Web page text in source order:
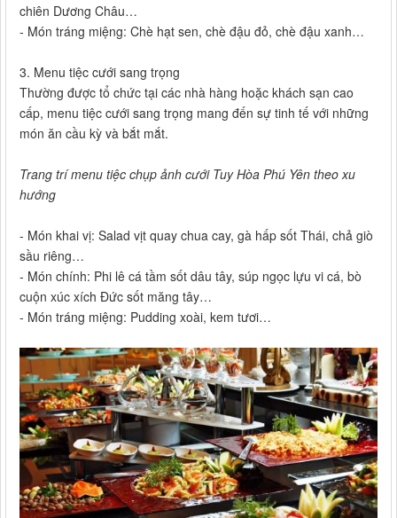
chiên Dương Châu…
- Món tráng miệng: Chè hạt sen, chè đậu đỏ, chè đậu xanh…
3. Menu tiệc cưới sang trọng
Thường được tổ chức tại các nhà hàng hoặc khách sạn cao
cấp, menu tiệc cưới sang trọng mang đến sự tinh tế với những
món ăn cầu kỳ và bắt mắt.
Trang trí menu tiệc chụp ảnh cưới Tuy Hòa Phú Yên theo xu
hướng
- Món khai vị: Salad vịt quay chua cay, gà hấp sốt Thái, chả giò
sầu riêng…
- Món chính: Phi lê cá tầm sốt dâu tây, súp ngọc lựu vi cá, bò
cuộn xúc xích Đức sốt măng tây…
- Món tráng miệng: Pudding xoài, kem tươi…